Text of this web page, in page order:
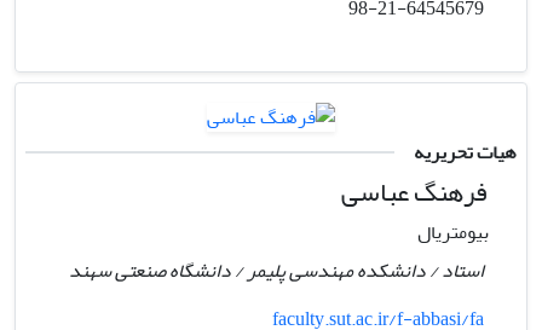
هیات تحریریه
فرهنگ عباسی
بیومتریال
استاد / دانشکده مهندسی پلیمر / دانشگاه صنعتی سهند
faculty.sut.ac.ir/f-abbasi/fa